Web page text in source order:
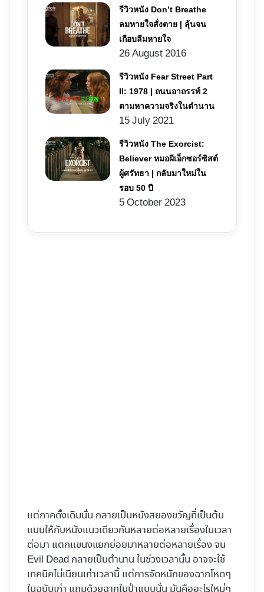
รีวิวหนัง Don’t Breathe
ลมหายใจสั่งตาย | ลุ้นจน
เกือบลืมหายใจ
26 August 2016
รีวิวหนัง Fear Street Part
II: 1978 | ถนนอาถรรพ์ 2
ตามหาความจริงในตำนาน
15 July 2021
รีวิวหนัง The Exorcist:
Believer หมอผีเอ็กซอร์ซิสต์
ผู้ศรัทธา | กลับมาใหม่ใน
รอบ 50 ปี
5 October 2023
แต่ภาคดั้งเดิมนั่น กลายเป็นหนังสยองขวัญที่เป็นต้น
แบบให้กับหนังแนวเดียวกันหลายต่อหลายเรื่องในเวลา
ต่อมา แตกแขนงแยกย่อยมาหลายต่อหลายเรื่อง จน
Evil Dead กลายเป็นตำนาน ในช่วงเวลานั้น อาจจะใช้
เทคนิคไม่เนียนเท่าเวลานี้ แต่การจัดหนักของฉากโหดๆ